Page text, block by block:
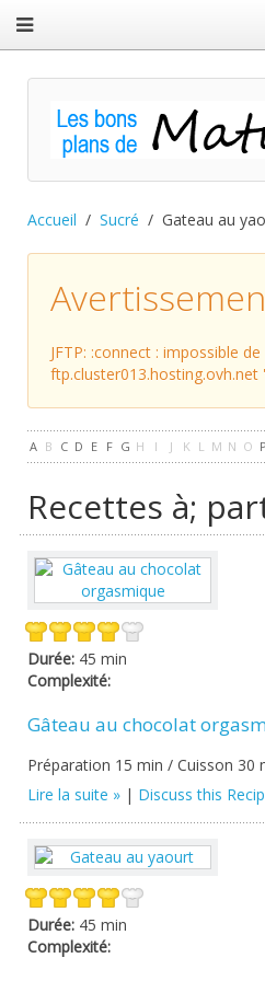
Accueil Sucré Gateau au
JFTP: :connect : impossible
ftp.cluster013.hosting.ovh.net
A B C D E F G H I J K L M N O P
Recettes à;
Durée: 45 min
Complexité:
Gâteau au chocolat
Préparation 15 min / Cuisson 30
Lire la suite
| Discuss this
Durée: 45 min
Complexité: